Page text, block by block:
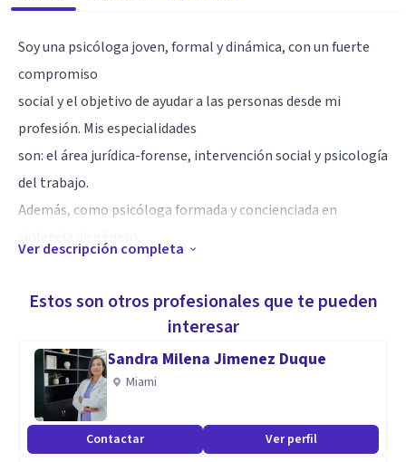
Soy una psicóloga joven, formal y dinámica, con un fuerte
compromiso
social y el objetivo de ayudar a las personas desde mi
profesión. Mis especialidades
son: el área jurídica-forense, intervención social y psicología
del trabajo.
Además, como psicóloga formada y concienciada en
género.
- Empática
- Comprometida
- Dinámica
- Resolutiva
Ver descripción completa
Estos son otros profesionales que te pueden
interesar
Sandra Milena Jimenez Duque
Miami
Contactar Ver perfil